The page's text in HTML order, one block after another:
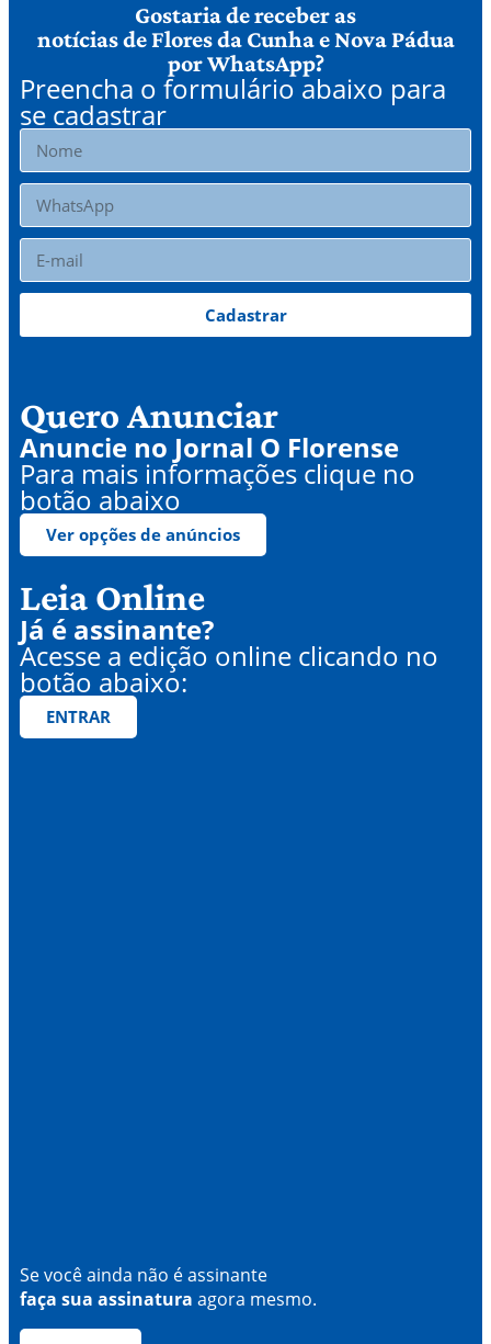
Gostaria de receber as
notícias de Flores da Cunha e Nova Pádua
por WhatsApp?
Preencha o formulário abaixo para
se cadastrar
Cadastrar
Quero Anunciar
Anuncie no Jornal O Florense
Para mais informações clique no
botão abaixo
Ver opções de anúncios
Leia Online
Já é assinante?
Acesse a edição online clicando no
botão abaixo:
ENTRAR
Se você ainda não é assinante
faça sua assinatura agora mesmo.